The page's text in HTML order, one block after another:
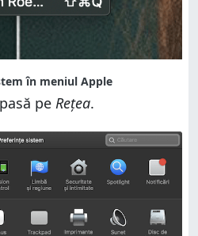
în meniul Apple
pe Rețea.